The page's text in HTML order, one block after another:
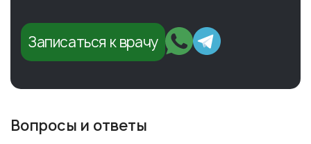
Записаться к врачу
Вопросы и ответы